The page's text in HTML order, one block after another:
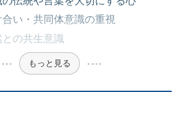
合い・共同体意識の重視
との共生意識
もっと見る